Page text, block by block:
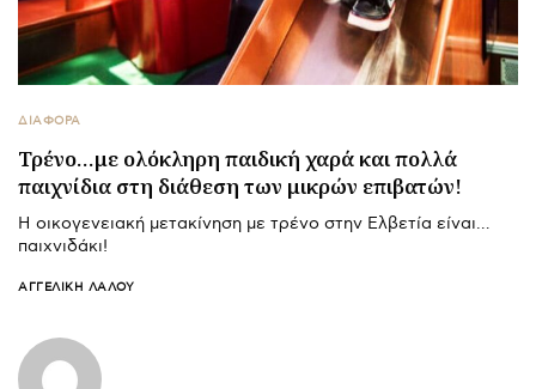
ΔΙΑΦΟΡΑ
Τρένο…με ολόκληρη παιδική χαρά και πολλά
παιχνίδια στη διάθεση των μικρών επιβατών!
Η οικογενειακή μετακίνηση με τρένο στην Ελβετία είναι…
παιχνιδάκι!
ΑΓΓΕΛΙΚΉ ΛΆΛΟΥ